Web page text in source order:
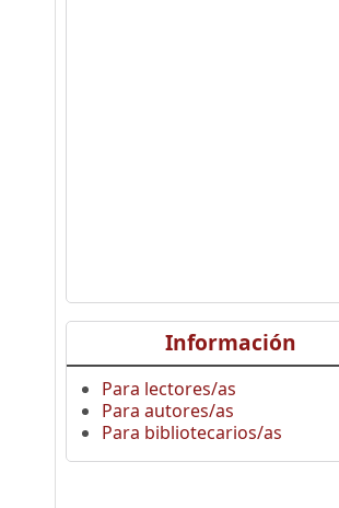
Información
Para lectores/as
Para autores/as
Para bibliotecarios/as